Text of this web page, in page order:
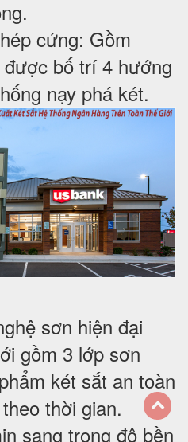
cứng: Gồm
bố trí 4 hướng
nạy phá két.
sơn hiện đại
gồm 3 lớp sơn
két sắt an toàn
thời gian.
sang trọng độ bền
back